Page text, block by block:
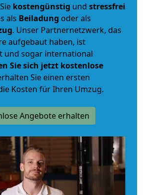
kostengünstig und stressfrei
als Beiladung oder als
. Unser Partnernetzwerk, das
aufgebaut haben, ist
und sogar international
Sie sich jetzt kostenlose
Sie einen ersten
Kosten für Ihren Umzug.
Angebote erhalten